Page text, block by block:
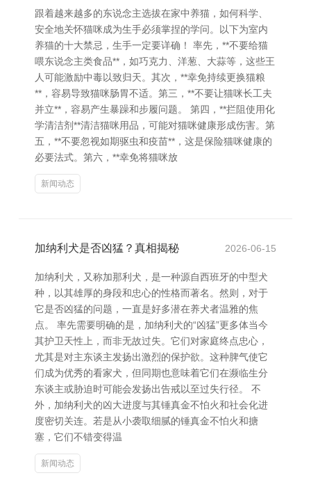
跟着越来越多的东说念主选拔在家中养猫，如何科学、
安全地关怀猫咪成为生手必须掌捏的学问。以下为室内
养猫的十大禁忌，生手一定要详确！ 率先，**不要给猫
喂东说念主类食品**，如巧克力、洋葱、大蒜等，这些王
人可能激励中毒以致归天。其次，**幸免持续更换猫粮
**，容易导致猫咪肠胃不适。第三，**不要让猫咪长工夫
并立**，容易产生暴躁和步履问题。 第四，**拦阻使用化
学清洁剂**清洁猫咪用品，可能对猫咪健康形成伤害。第
五，**不要忽视如期驱虫和疫苗**，这是保险猫咪健康的
必要法式。第六，**幸免将猫咪放
新闻动态
加纳利犬是否凶猛？真相揭秘 2026-06-15
加纳利犬，又称加那利犬，是一种源自西班牙的中型犬
种，以其雄厚的身段和忠心的性格而著名。然则，对于
它是否凶猛的问题，一直是好多潜在养犬者温雅的焦
点。 率先需要明确的是，加纳利犬的“凶猛”更多体当今
其护卫天性上，而非无故过失。它们对家庭终点忠心，
尤其是对主东谈主发扬出激烈的保护欲。这种脾气使它
们成为优秀的看家犬，但同期也意味着它们在濒临生分
东谈主或胁迫时可能会发扬出告戒以至过失行径。 不
外，加纳利犬的凶大进度与其锤真金不怕火和社会化进
度密切关连。若是从小袭取细腻的锤真金不怕火和搪
塞，它们不错变得温
新闻动态